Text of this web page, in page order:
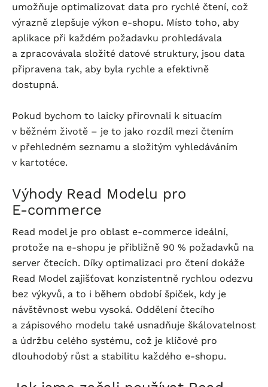
umožňuje optimalizovat data pro rychlé čtení, což
výrazně zlepšuje výkon e-shopu. Místo toho, aby
aplikace při každém požadavku prohledávala
a zpracovávala složité datové struktury, jsou data
připravena tak, aby byla rychle a efektivně
dostupná.
Pokud bychom to laicky přirovnali k situacím
v běžném životě – je to jako rozdíl mezi čtením
v přehledném seznamu a složitým vyhledáváním
v kartotéce.
Výhody Read Modelu pro
E-commerce
Read model je pro oblast e-commerce ideální,
protože na e-shopu je přibližně 90 % požadavků na
server čtecích. Díky optimalizaci pro čtení dokáže
Read Model zajišťovat konzistentně rychlou odezvu
bez výkyvů, a to i během období špiček, kdy je
návštěvnost webu vysoká. Oddělení čtecího
a zápisového modelu také usnadňuje škálovatelnost
a údržbu celého systému, což je klíčové pro
dlouhodobý růst a stabilitu každého e-shopu.